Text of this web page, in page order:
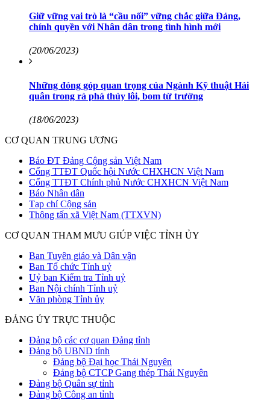
Giữ vững vai trò là “cầu nối” vững chắc giữa Đảng,
chính quyền với Nhân dân trong tình hình mới
(20/06/2023)
Những đóng góp quan trọng của Ngành Kỹ thuật Hải
quân trong rà phá thủy lôi, bom từ trường
(18/06/2023)
CƠ QUAN TRUNG ƯƠNG
Báo ĐT Đảng Cộng sản Việt Nam
Cổng TTĐT Quốc hội Nước CHXHCN Việt Nam
Cổng TTĐT Chính phủ Nước CHXHCN Việt Nam
Báo Nhân dân
Tạp chí Cộng sản
Thông tấn xã Việt Nam (TTXVN)
CƠ QUAN THAM MƯU GIÚP VIỆC TỈNH ỦY
Ban Tuyên giáo và Dân vận
Ban Tổ chức Tỉnh uỷ
Uỷ ban Kiểm tra Tỉnh uỷ
Ban Nội chính Tỉnh uỷ
Văn phòng Tỉnh ủy
ĐẢNG ỦY TRỰC THUỘC
Đảng bộ các cơ quan Đảng tỉnh
Đảng bộ UBND tỉnh
Đảng bộ Đại học Thái Nguyên
Đảng bộ CTCP Gang thép Thái Nguyên
Đảng bộ Quân sự tỉnh
Đảng bộ Công an tỉnh